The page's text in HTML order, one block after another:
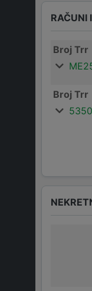
RAČUNI
Broj Trr
Broj Trr